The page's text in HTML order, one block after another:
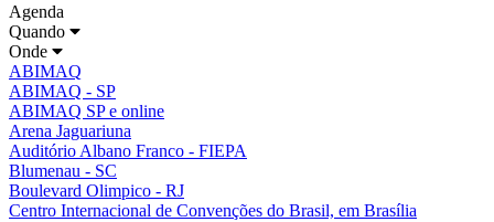
Agenda
Quando
Onde
ABIMAQ
ABIMAQ - SP
ABIMAQ SP e online
Arena Jaguariuna
Auditório Albano Franco - FIEPA
Blumenau - SC
Boulevard Olimpico - RJ
Centro Internacional de Convenções do Brasil, em Brasília